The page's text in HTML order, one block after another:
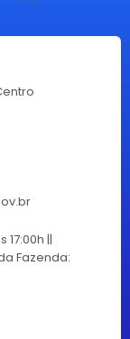
||
Fazenda: